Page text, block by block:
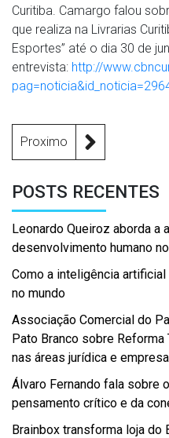
Curitiba. Camargo falou
que realiza na Livrarias
Esportes” até o dia 30 de
entrevista: http://
Proximo
POSTS RECENTES
Leonardo Queiroz aborda
desenvolvimento humano
Como a inteligência
no mundo
Associação Comercial do
Pato Branco sobre
nas áreas jurídica e
Álvaro Fernando fala sobre
pensamento crítico e da
Brainbox transforma loja do